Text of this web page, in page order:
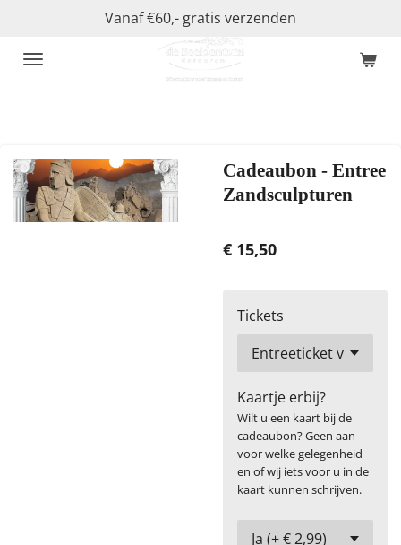
naar
Vanaf €60,- gratis verzenden
Cadeaubon - Entree
Zandsculpturen
€ 15,50
Tickets
Kaartje erbij?
Wilt u een kaart bij de
cadeaubon? Geen aan
voor welke gelegenheid
en of wij iets voor u in de
kaart kunnen schrijven.